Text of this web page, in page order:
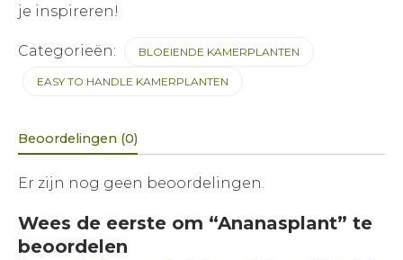
je inspireren!
Categorieën: BLOEIENDE KAMERPLANTEN
EASY TO HANDLE KAMERPLANTEN
Beoordelingen (0)
Er zijn nog geen beoordelingen.
Wees de eerste om “Ananasplant” te
beoordelen